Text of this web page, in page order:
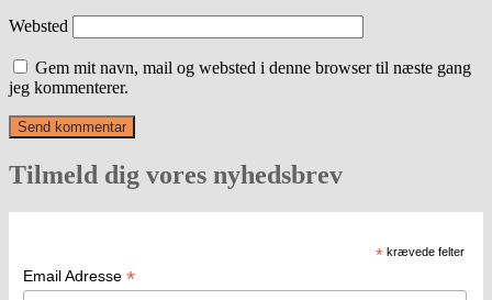
Websted
Gem mit navn, mail og websted i denne browser til næste gang
jeg kommenterer.
Tilmeld dig vores nyhedsbrev
* krævede felter
Email Adresse *